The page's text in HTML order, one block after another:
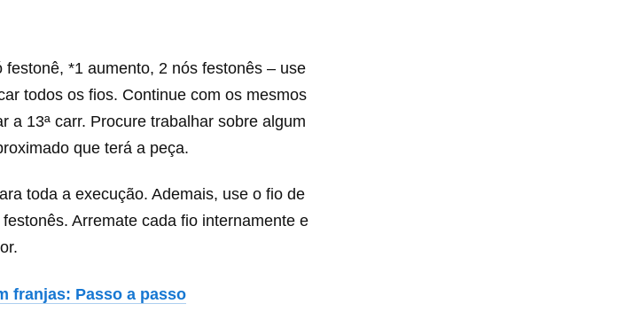
*1 aumento, 2 nós festonês – use
todos os fios. Continue com os mesmos
a 13ª carr. Procure trabalhar sobre algum
que terá a peça.
toda a execução. Ademais, use o fio de
Arremate cada fio internamente e
franjas: Passo a passo